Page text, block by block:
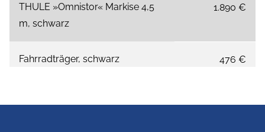
THULE »Omnistor« Markise 4,5
m, schwarz
1.890 €
Fahrradträger, schwarz 476 €